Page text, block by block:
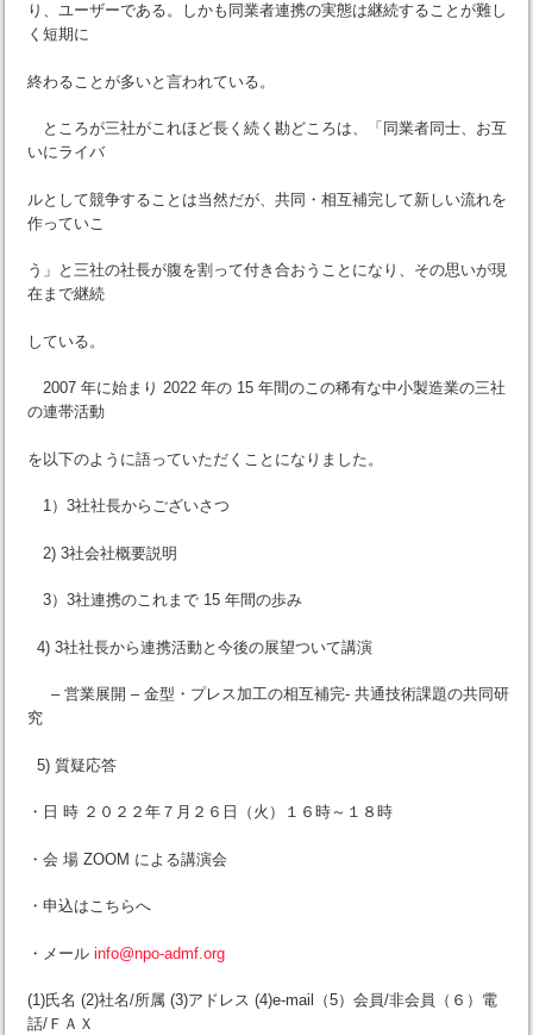
り、ユーザーである。しかも同業者連携の実態は継続することが難し
く短期に
終わることが多いと言われている。
ところが三社がこれほど長く続く勘どころは、「同業者同士、お互
いにライバ
ルとして競争することは当然だが、共同・相互補完して新しい流れを
作っていこ
う」と三社の社長が腹を割って付き合おうことになり、その思いが現
在まで継続
している。
2007 年に始まり 2022 年の 15 年間のこの稀有な中小製造業の三社
の連帯活動
を以下のように語っていただくことになりました。
1）3社社長からございさつ
2) 3社会社概要説明
3）3社連携のこれまで 15 年間の歩み
4) 3社社長から連携活動と今後の展望ついて講演
– 営業展開 – 金型・プレス加工の相互補完- 共通技術課題の共同研
究
5) 質疑応答
・日 時 ２０２２年７月２６日（火）１６時～１８時
・会 場 ZOOM による講演会
・申込はこちらへ
・メール info@npo-admf.org
(1)氏名 (2)社名/所属 (3)アドレス (4)e-mail（5）会員/非会員（６）電
話/ＦＡＸ